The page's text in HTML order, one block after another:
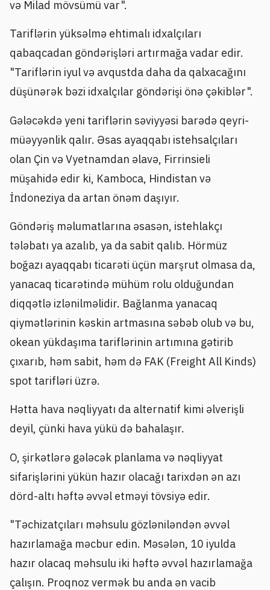
və Milad mövsümü var".
Tariflərin yüksəlmə ehtimalı idxalçıları
qabaqcadan göndərişləri artırmağa vadar edir.
"Tariflərin iyul və avqustda daha da qalxacağını
düşünərək bəzi idxalçılar göndərişi önə çəkiblər".
Gələcəkdə yeni tariflərin səviyyəsi barədə qeyri-
müəyyənlik qalır. Əsas ayaqqabı istehsalçıları
olan Çin və Vyetnamdan əlavə, Firrinsieli
müşahidə edir ki, Kamboca, Hindistan və
İndoneziya da artan önəm daşıyır.
Göndəriş məlumatlarına əsasən, istehlakçı
tələbatı ya azalıb, ya da sabit qalıb. Hörmüz
boğazı ayaqqabı ticarəti üçün marşrut olmasa da,
yanacaq ticarətində mühüm rolu olduğundan
diqqətlə izlənilməlidir. Bağlanma yanacaq
qiymətlərinin kəskin artmasına səbəb olub və bu,
okean yükdaşıma tariflərinin artımına gətirib
çıxarıb, həm sabit, həm də FAK (Freight All Kinds)
spot tarifləri üzrə.
Hətta hava nəqliyyatı da alternatif kimi əlverişli
deyil, çünki hava yükü də bahalaşır.
O, şirkətlərə gələcək planlama və nəqliyyat
sifarişlərini yükün hazır olacağı tarixdən ən azı
dörd-altı həftə əvvəl etməyi tövsiyə edir.
"Təchizatçıları məhsulu gözləniləndən əvvəl
hazırlamağa məcbur edin. Məsələn, 10 iyulda
hazır olacaq məhsulu iki həftə əvvəl hazırlamağa
çalışın. Proqnoz vermək bu anda ən vacib